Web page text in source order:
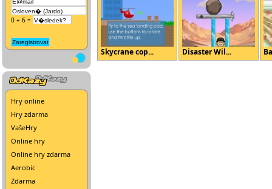
0 + 6 =
Hry online
Hry zdarma
VašeHry
Online hry
Online hry zdarma
Aerobic
Zdarma
Skycrane cop... Disaster Wil...